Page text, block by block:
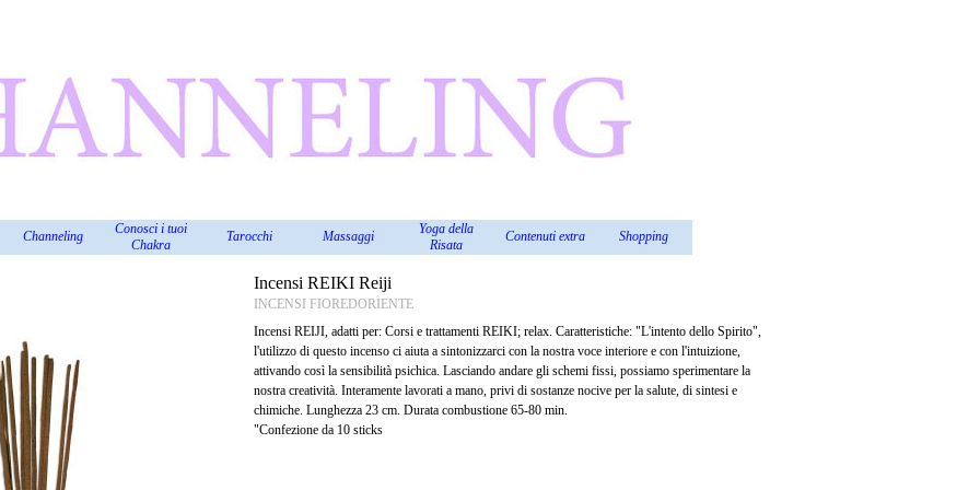
Salta menù
▼
Channeling ▼
Conosci i tuoi
Chakra
▼
Tarocchi ▼
Massaggi ▼
Yoga della
Risata
▼
Contenuti extra ▼
Shopping
Incensi REIKI Reiji
INCENSI FIOREDORIENTE
Incensi REIJI, adatti per: Corsi e trattamenti REIKI; relax. Caratteristiche: "L'intento dello Spirito",
l'utilizzo di questo incenso ci aiuta a sintonizzarci con la nostra voce interiore e con l'intuizione,
attivando così la sensibilità psichica. Lasciando andare gli schemi fissi, possiamo sperimentare la
nostra creatività. Interamente lavorati a mano, privi di sostanze nocive per la salute, di sintesi e
chimiche. Lunghezza 23 cm. Durata combustione 65-80 min.
"Confezione da 10 sticks